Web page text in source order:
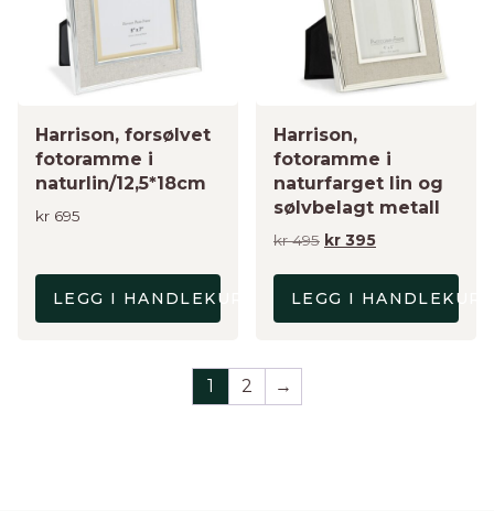
Harrison, forsølvet
fotoramme i
naturlin/12,5*18cm
kr 695
LEGG I HANDLEKURV
Harrison,
fotoramme i
naturfarget lin og
sølvbelagt metall
kr495 Opprinnelig
kr 495.
kr 395Nåværende
kr 395.
LEGG I HANDLEKURV
1 2 →